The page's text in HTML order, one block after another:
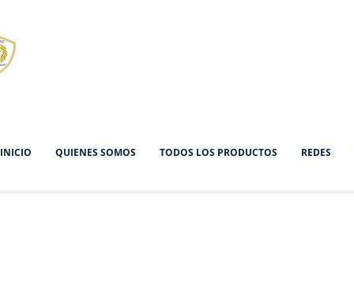
INICIO QUIENES SOMOS TODOS LOS PRODUCTOS REDES